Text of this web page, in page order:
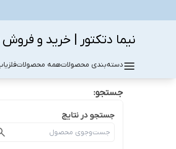
نیما دتکتور | خرید و فروش
دسته‌بندی محصولاتهمه محصولات
جستجو:
جستجو در نتایج